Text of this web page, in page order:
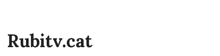
Rubitv.cat